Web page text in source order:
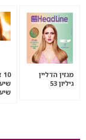
מגזין הדליין
גיליון 53